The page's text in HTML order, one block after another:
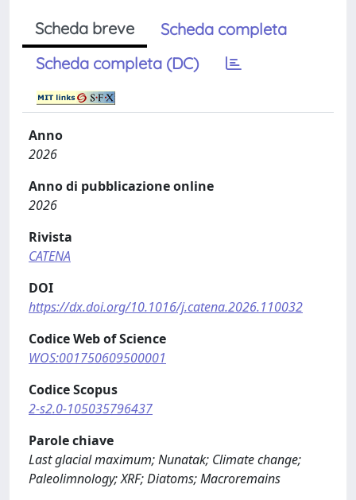
Scheda breve
Scheda completa
Scheda completa (DC)
Anno
2026
Anno di pubblicazione online
2026
Rivista
CATENA
DOI
https://dx.doi.org/10.1016/j.catena.2026.110032
Codice Web of Science
WOS:001750609500001
Codice Scopus
2-s2.0-105035796437
Parole chiave
Last glacial maximum; Nunatak; Climate change;
Paleolimnology; XRF; Diatoms; Macroremains